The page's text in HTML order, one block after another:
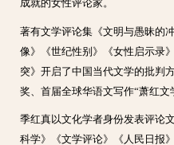
成就的女性评论家。
著有文学评论集《文明与愚昧的
像》《世纪性别》《女性启示录
突》开启了中国当代文学的批判
奖、首届全球华语文写作“萧红文
季红真以文化学者身份发表评论
科学》《文学评论》《人民日报